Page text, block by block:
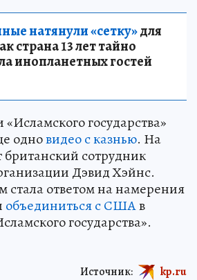
натянули «сетку»для
страна 13 лет тайно
инопланетных гостей
государства»
одновидео с казнью. На
британский сотрудник
Дэвид Хэйнс.
стала ответом на намерения
объединиться с СШАв
государства».
Источник: kp.ru